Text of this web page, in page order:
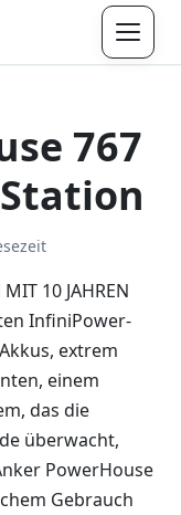
Menü
767
10 JAHREN
InfiniPower-
extrem
einem
das die
überwacht,
PowerHouse
Gebrauch